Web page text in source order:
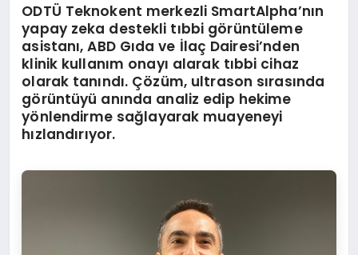
ODTÜ Teknokent merkezli SmartAlpha’nın
yapay zeka destekli tıbbi görüntüleme
asistanı, ABD Gıda ve İlaç Dairesi’nden
klinik kullanım onayı alarak tıbbi cihaz
olarak tanındı. Çözüm, ultrason sırasında
görüntüyü anında analiz edip hekime
yönlendirme sağlayarak muayeneyi
hızlandırıyor.